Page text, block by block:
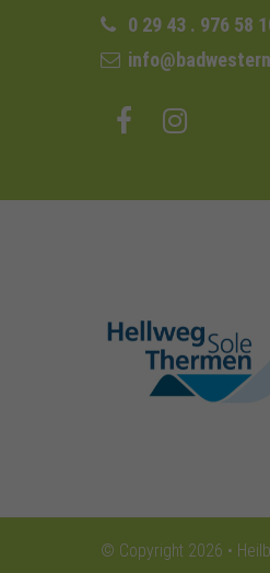
0 29 43 . 976 58
hellweg-sole-
thermen.de
© Copyright 2026 •